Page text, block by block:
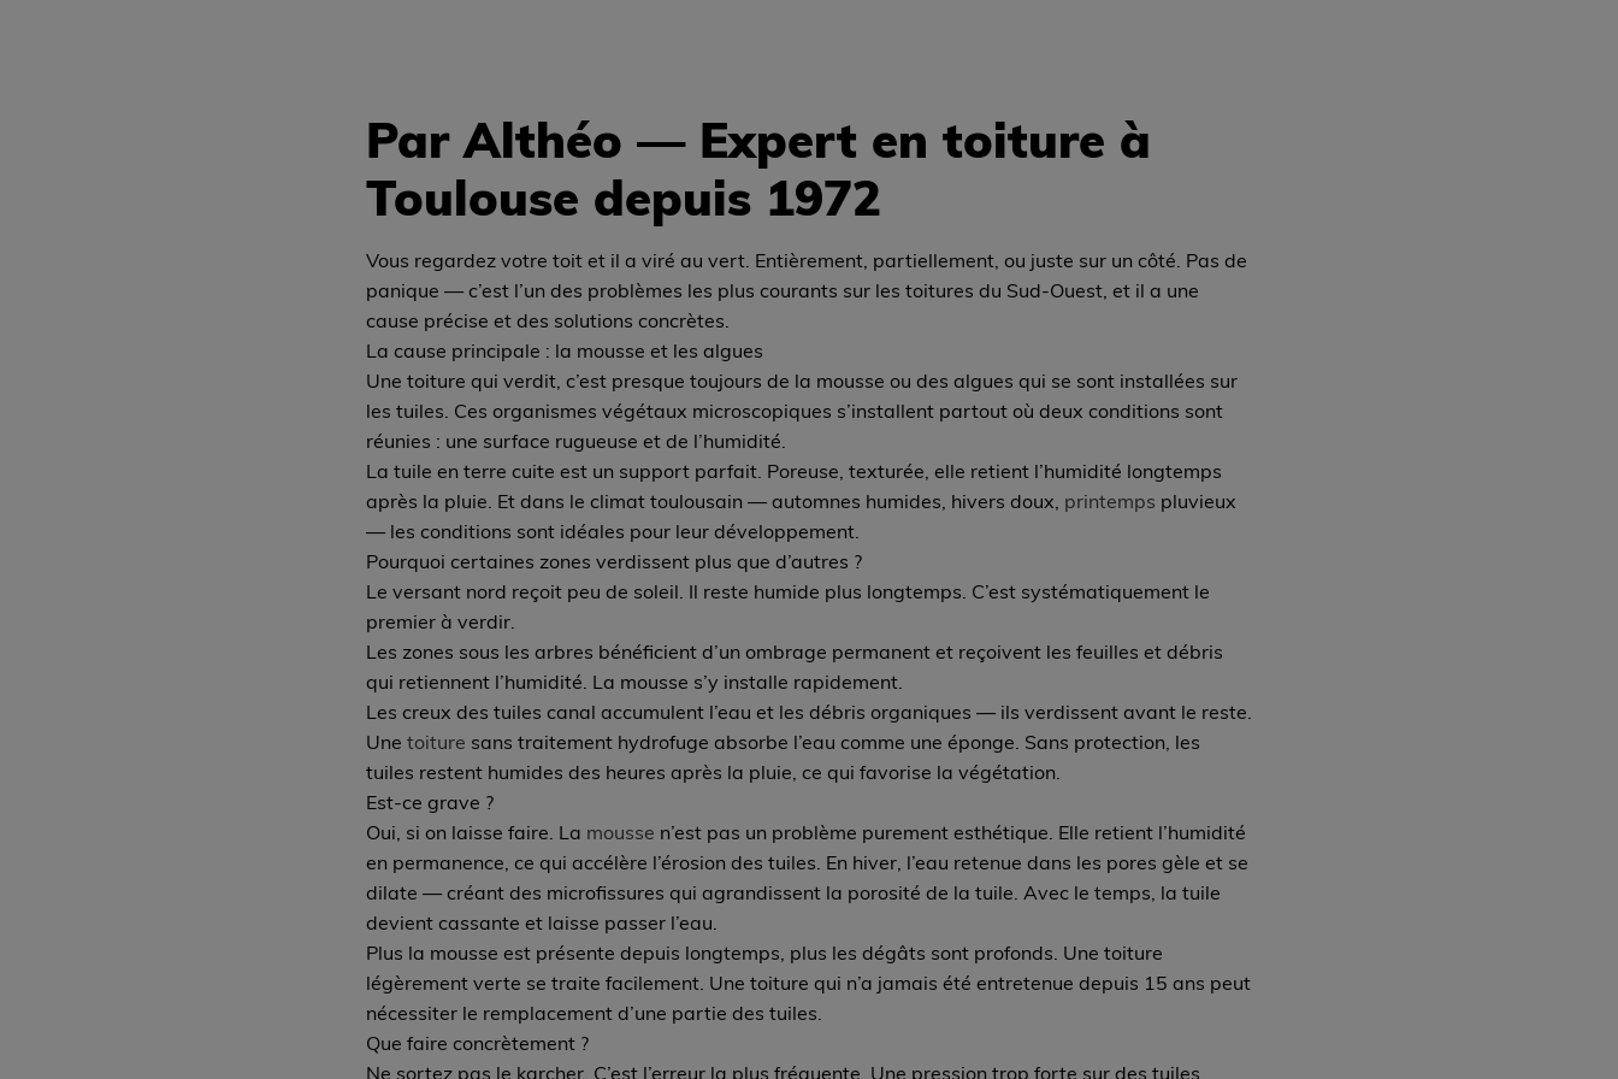
Par Althéo — Expert en toiture à
Toulouse depuis 1972
Vous regardez votre toit et il a viré au vert. Entièrement, partiellement, ou juste sur un côté. Pas de
panique — c’est l’un des problèmes les plus courants sur les toitures du Sud-Ouest, et il a une
cause précise et des solutions concrètes.
La cause principale : la mousse et les algues
Une toiture qui verdit, c’est presque toujours de la mousse ou des algues qui se sont installées sur
les tuiles. Ces organismes végétaux microscopiques s’installent partout où deux conditions sont
réunies : une surface rugueuse et de l’humidité.
La tuile en terre cuite est un support parfait. Poreuse, texturée, elle retient l’humidité longtemps
après la pluie. Et dans le climat toulousain — automnes humides, hivers doux, printemps pluvieux
— les conditions sont idéales pour leur développement.
Pourquoi certaines zones verdissent plus que d’autres ?
Le versant nord reçoit peu de soleil. Il reste humide plus longtemps. C’est systématiquement le
premier à verdir.
Les zones sous les arbres bénéficient d’un ombrage permanent et reçoivent les feuilles et débris
qui retiennent l’humidité. La mousse s’y installe rapidement.
Les creux des tuiles canal accumulent l’eau et les débris organiques — ils verdissent avant le reste.
Une toiture sans traitement hydrofuge absorbe l’eau comme une éponge. Sans protection, les
tuiles restent humides des heures après la pluie, ce qui favorise la végétation.
Est-ce grave ?
Oui, si on laisse faire. La mousse n’est pas un problème purement esthétique. Elle retient l’humidité
en permanence, ce qui accélère l’érosion des tuiles. En hiver, l’eau retenue dans les pores gèle et se
dilate — créant des microfissures qui agrandissent la porosité de la tuile. Avec le temps, la tuile
devient cassante et laisse passer l’eau.
Plus la mousse est présente depuis longtemps, plus les dégâts sont profonds. Une toiture
légèrement verte se traite facilement. Une toiture qui n’a jamais été entretenue depuis 15 ans peut
nécessiter le remplacement d’une partie des tuiles.
Que faire concrètement ?
Ne sortez pas le karcher. C’est l’erreur la plus fréquente. Une pression trop forte sur des tuiles